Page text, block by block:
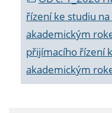
řízení ke studiu
akademickým
přijímacího řízení
akademickým